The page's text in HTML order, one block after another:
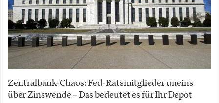
Zentralbank-Chaos: Fed-Ratsmitglieder uneins
über Zinswende – Das bedeutet es für Ihr Depot